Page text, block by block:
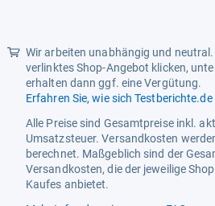
Ton
Ausgangsleistung 16 W
Empfang
DVB-C Ja
Wir arbeiten unabhängig und neutral.
verlinktes Shop-Angebot klicken,
erhalten dann ggf. eine Vergütung.
Erfahren Sie, wie sich
Alle Preise sind Gesamtpreise inkl.
Umsatzsteuer. Versandkosten
berechnet. Maßgeblich sind der
Versandkosten, die der jeweilige
Kaufes anbietet.